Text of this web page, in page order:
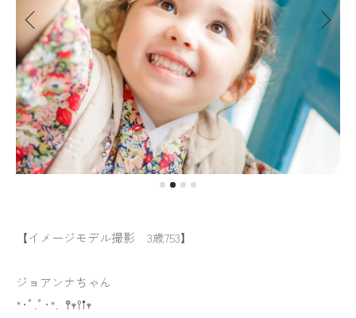
【イメージモデル撮影 3歳753】
ジョアンナちゃん
*･ﾟ.ﾟ･*. 𖤣𖥧𖥣𖡡𖥧